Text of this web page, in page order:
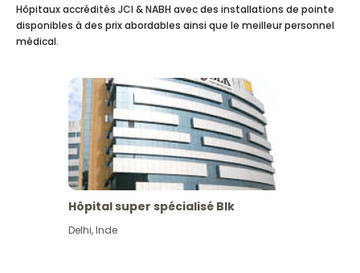
Hôpitaux accrédités JCI & NABH avec des installations de pointe
disponibles à des prix abordables ainsi que le meilleur personnel
médical.
Hôpital super spécialisé Blk
Delhi,Inde